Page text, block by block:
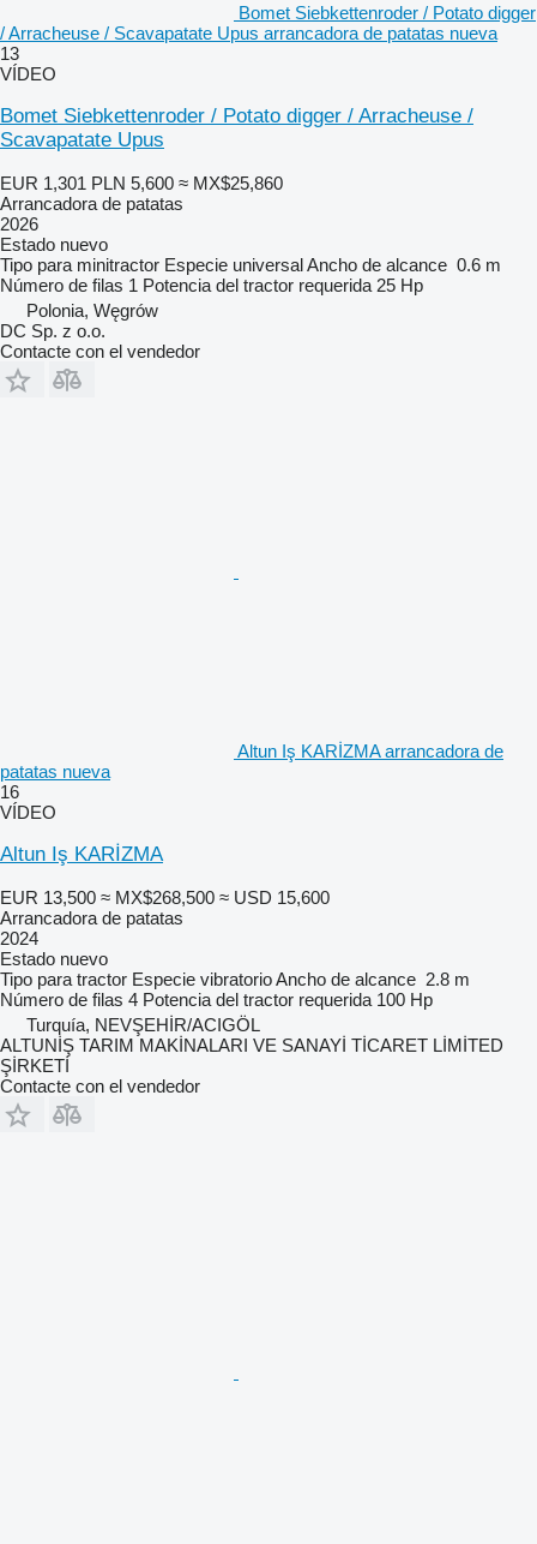
Bomet Siebkettenroder / Potato digger
/ Arracheuse / Scavapatate Upus arrancadora de patatas nueva
13
VÍDEO
Bomet Siebkettenroder / Potato digger / Arracheuse /
Scavapatate Upus
EUR 1,301 PLN 5,600 ≈ MX$25,860
Arrancadora de patatas
2026
Estado nuevo
Tipo para minitractor Especie universalAncho de alcance 0.6 m
Número de filas 1 Potencia del tractor requerida 25 Hp
Polonia, Węgrów
DC Sp. z o.o.
Contacte con el vendedor
Altun Iş KARİZMA arrancadora de
patatas nueva
16
VÍDEO
Altun Iş KARİZMA
EUR 13,500 ≈ MX$268,500 ≈ USD 15,600
Arrancadora de patatas
2024
Estado nuevo
Tipo para tractor Especie vibratorioAncho de alcance 2.8 m
Número de filas 4 Potencia del tractor requerida 100 Hp
Turquía, NEVŞEHİR/ACIGÖL
ALTUNİŞ TARIM MAKİNALARI VE SANAYİ TİCARET LİMİTED
ŞİRKETİ
Contacte con el vendedor